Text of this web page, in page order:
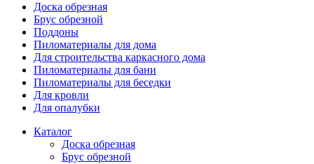
Доска обрезная
Брус обрезной
Поддоны
Пиломатериалы для дома
Для строительства каркасного дома
Пиломатериалы для бани
Пиломатериалы для беседки
Для кровли
Для опалубки
Каталог
Доска обрезная
Брус обрезной